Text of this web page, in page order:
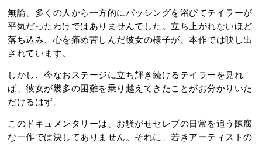
無論、多くの人から一方的にバッシングを浴びてテイラーが
平気だったわけではありませんでした。立ち上がれないほど
落ち込み、心を痛め苦しんだ彼女の様子が、本作では映し出
されています。
しかし、今なおステージに立ち輝き続けるテイラーを見れ
ば、彼女が幾多の困難を乗り越えてきたことがお分かりいた
だけるはず。
このドキュメンタリーは、お騒がせセレブの日常を追う陳腐
な一作では決してありません。それに、若きアーティストの